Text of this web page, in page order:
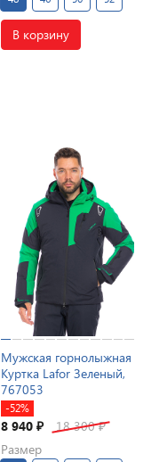
В корзину
Мужская горнолыжная
Куртка Lafor Зеленый,
767053
-52%
8 940 ₽ 18 300₽
Размер